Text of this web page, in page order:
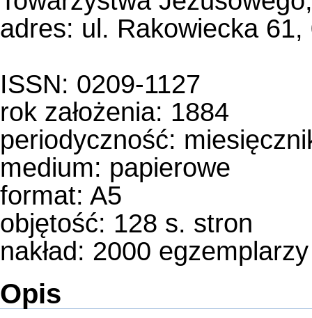
adres: ul. Rakowiecka
ISSN: 0209-1127
rok założenia: 1884
periodyczność:
medium: papierowe
format: A5
objętość: 128 s. stron
nakład: 2000 egzemplarzy
Opis